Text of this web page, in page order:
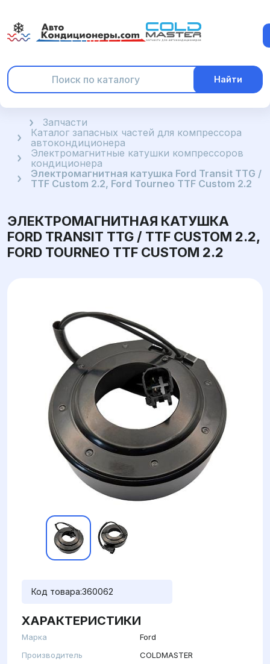
Найти
ГлавнаяЗапчасти
Каталог запасных частей для компрессора
автокондиционера
Электромагнитные катушки компрессоров
кондиционера
Электромагнитная катушка Ford Transit TTG /
TTF Custom 2.2, Ford Tourneo TTF Custom 2.2
ЭЛЕКТРОМАГНИТНАЯ КАТУШКА
FORD TRANSIT TTG / TTF CUSTOM 2.2,
FORD TOURNEO TTF CUSTOM 2.2
Код товара:360062
ХАРАКТЕРИСТИКИ
Марка
Ford
Производитель
COLDMASTER